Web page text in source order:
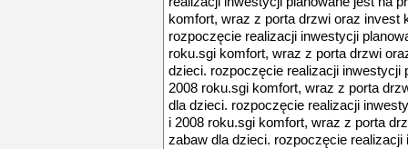
komfort, wraz z porta drzwi oraz invest
rozpoczęcie realizacji inwestycji
roku.sgi komfort, wraz z porta drzwi
dzieci. rozpoczęcie realizacji inwestycji
2008 roku.sgi komfort, wraz z porta
dla dzieci. rozpoczęcie realizacji
i 2008 roku.sgi komfort, wraz z porta
zabaw dla dzieci. rozpoczęcie